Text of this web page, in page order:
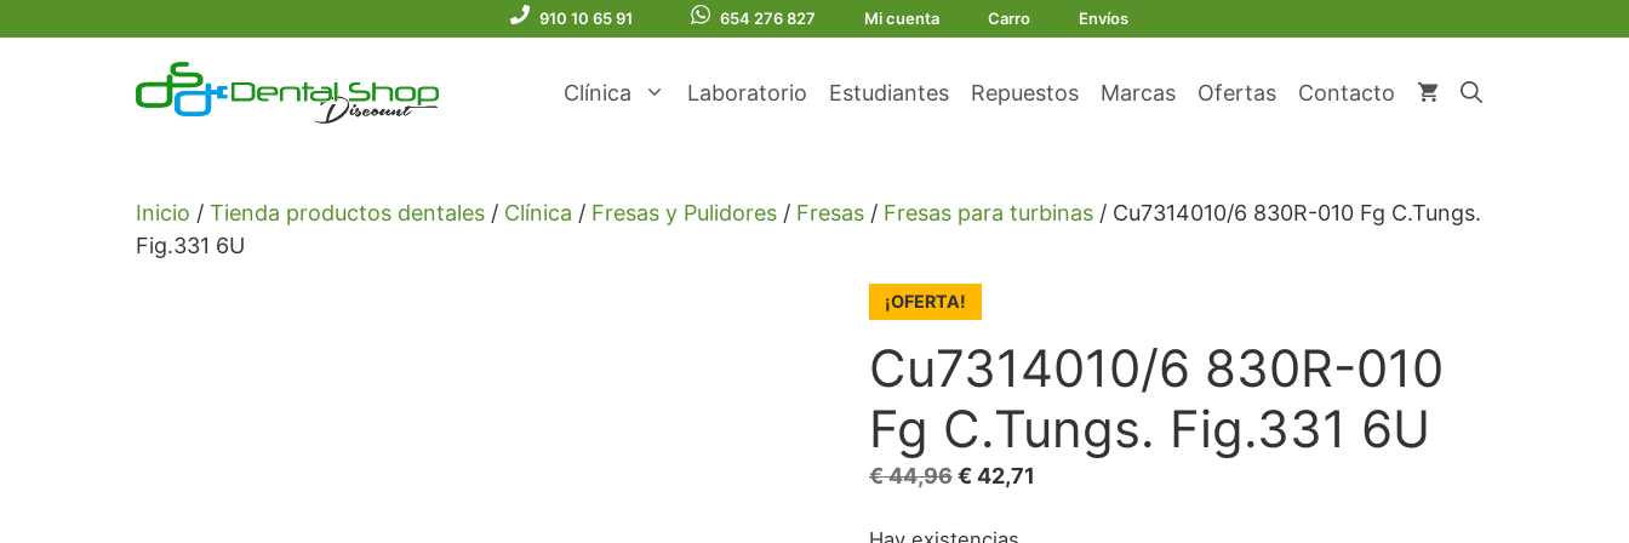
910 10 65 91 654 276 827 Mi cuenta Carro Envíos
Clínica Laboratorio Estudiantes Repuestos Marcas Ofertas Contacto
Inicio / Tienda productos dentales / Clínica / Fresas y Pulidores / Fresas / Fresas para turbinas / Cu7314010/6 830R-010 Fg C.Tungs.
Fig.331 6U
¡OFERTA!
Cu7314010/6 830R-010
Fg C.Tungs. Fig.331 6U
€44,96 El
€ 42,71
era:
es:
Fg
Fig.331